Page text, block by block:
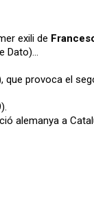
exili de
Dato)…
que provoca el
alemanya a